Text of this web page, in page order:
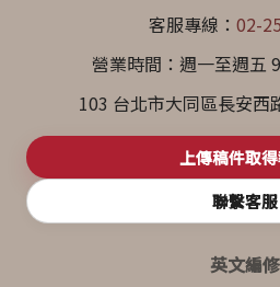
客服專線： 02-
營業時間：週一至週五
103 台北市大同區長安西
上傳稿件取
聯繫客服
英文編修